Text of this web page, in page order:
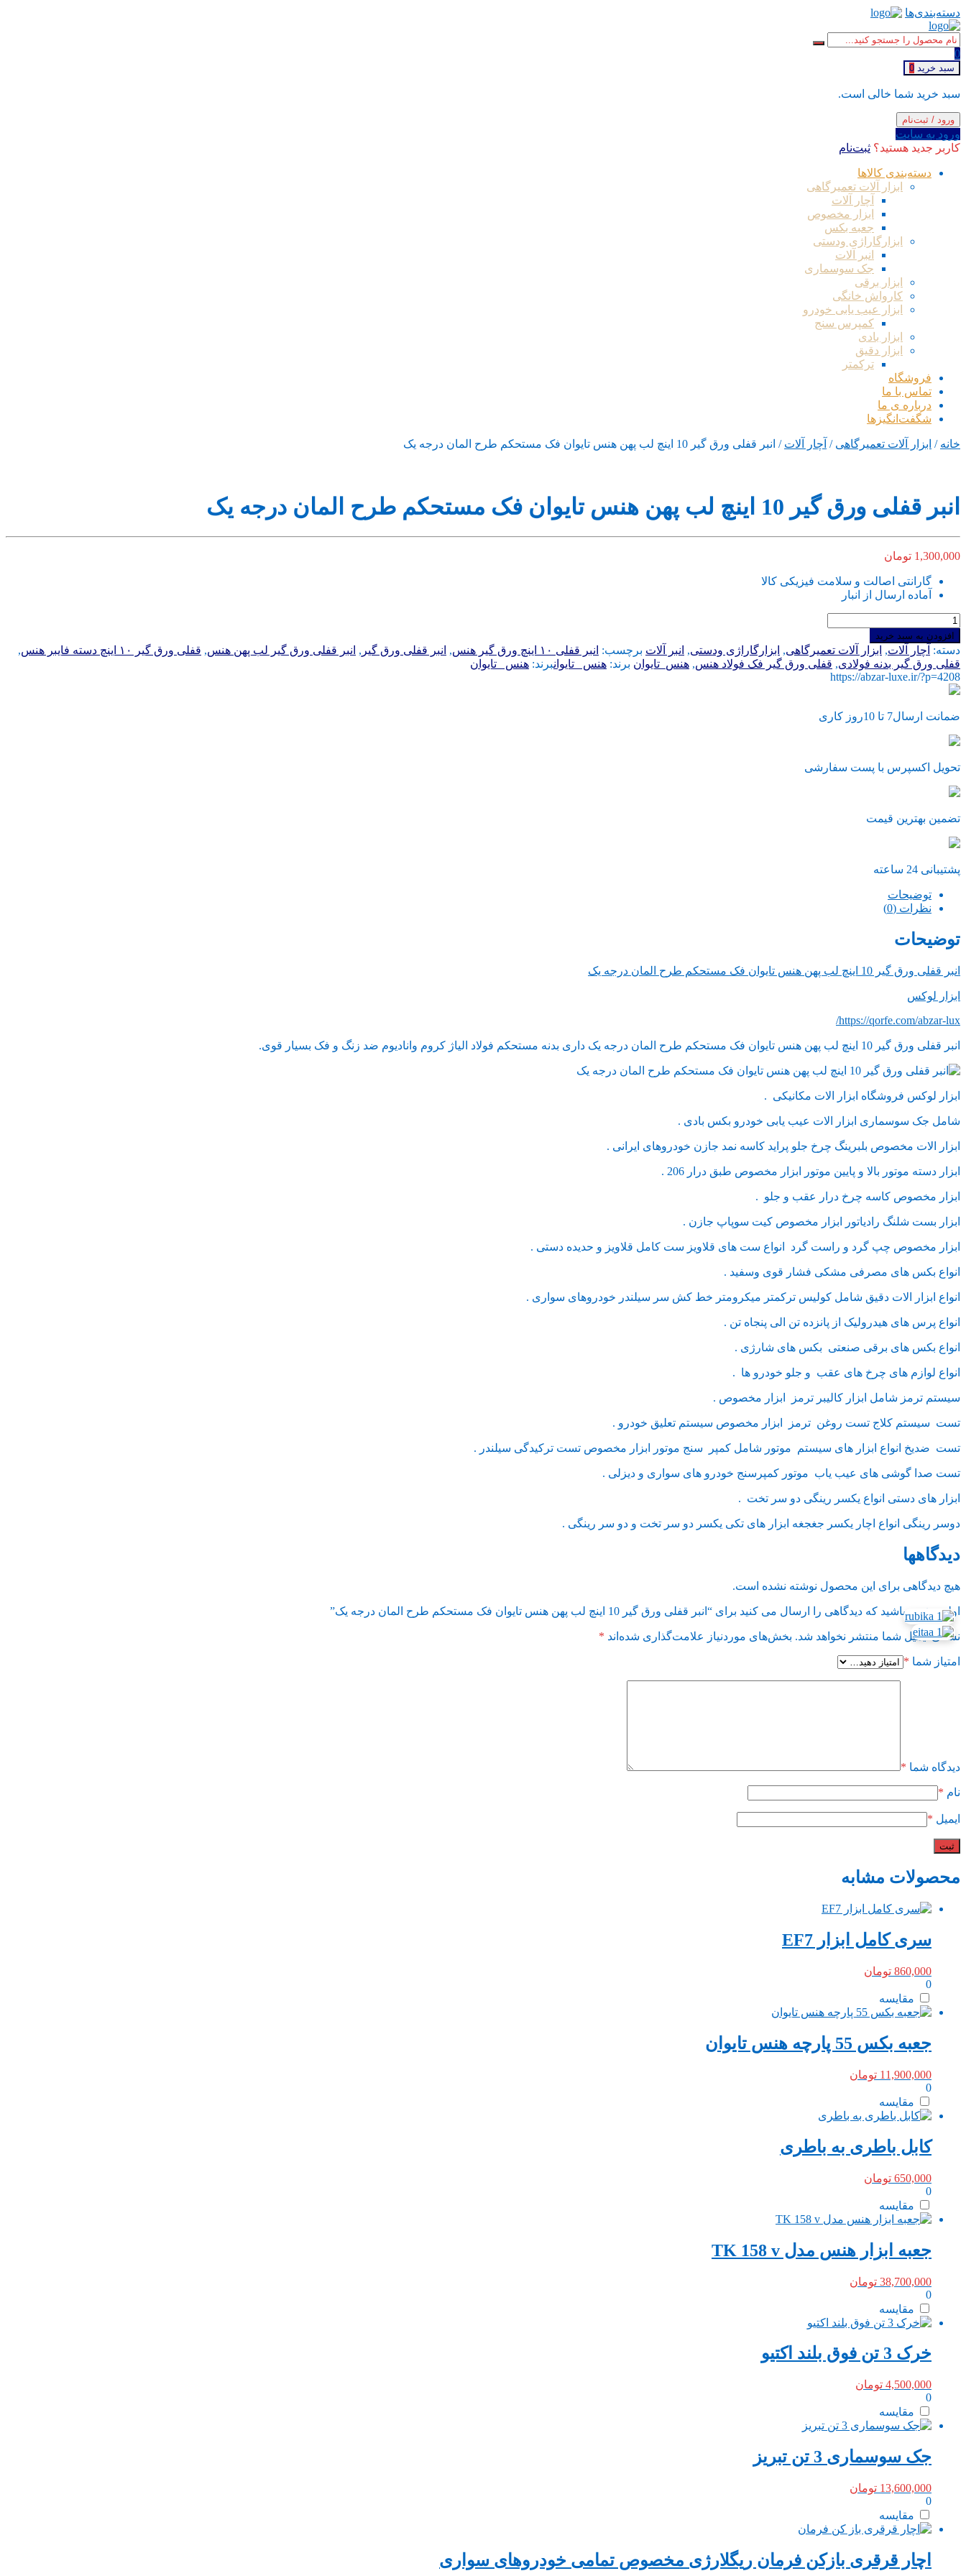
دسته‌بندی‌ها
0
سبد خرید 0
سبد خرید شما خالی است.
ورود / ثبت‌نام
ورود به سایت
کاربر جدید هستید؟ ثبت‌نام
دسته‌بندی کالاها
ابزار آلات تعمیرگاهی
آچار آلات
ابزار مخصوص
جعبه بکس
ابزارگاراژی ودستی
انبر آلات
جک سوسماری
ابزار برقی
کارواش خانگی
ابزار عیب یابی خودرو
کمپرس سنج
ابزار بادی
ابزار دقیق
ترکمتر
فروشگاه
تماس با ما
درباره ی ما
شگفت‌انگیزها
خانه / ابزار آلات تعمیرگاهی / آچار آلات / انبر قفلی ورق گیر 10 اینچ لب پهن هنس تایوان فک مستحکم طرح المان درجه یک
انبر قفلی ورق گیر 10 اینچ لب پهن هنس تایوان فک مستحکم طرح المان درجه یک
1,300,000 تومان
گارانتی اصالت و سلامت فیزیکی کالا
آماده ارسال از انبار
انبر
قفلی
ورق
گیر
10
اینچ
پهن
تایوان
مستحکم
المان
یک
عدد
افزودن به سبد خرید
دسته: آچار آلات, ابزار آلات تعمیرگاهی, ابزارگاراژی ودستی, انبر آلات برچسب: انبر قفلی ۱۰ اینچ ورق گیر هنس , انبر قفلی ورق گیر , انبر قفلی ورق گیر لب پهن هنس, قفلی ورق گیر ۱۰ اینچ دسته فایبر هنس
,
قفلی ورق گیر بدنه فولادی, قفلی ورق گیر فک فولاد هنس, هنس_تایوان برند: هنس _تایوانبرند: هنس _تایوان
https://abzar-luxe.ir/?p=4208
ضمانت ارسال7 تا 10روز کاری
تحویل اکسپرس با پست سفارشی
تضمین بهترین قیمت
پشتیبانی 24 ساعته
توضیحات
نظرات (0)
توضیحات
انبر قفلی ورق گیر 10 اینچ لب پهن هنس تایوان فک مستحکم طرح المان درجه یک
ابزار لوکس
https://qorfe.com/abzar-lux/
انبر قفلی ورق گیر 10 اینچ لب پهن هنس تایوان فک مستحکم طرح المان درجه یک داری بدنه‌ مستحکم فولاد الیاژ کروم وانادیوم ضد زنگ و فک بسیار قوی.
ابزار لوکس فروشگاه ابزار الات مکانیکی .
شامل جک سوسماری ابزار الات عیب یابی خودرو بکس بادی .
ابزار الات مخصوص بلبرینگ چرخ جلو پراید کاسه نمد جازن خودروهای ایرانی .
ابزار دسته موتور بالا و پایین موتور ابزار مخصوص طبق درار 206 .
ابزار مخصوص کاسه چرخ درار عقب و جلو .
ابزار بست شلنگ رادیاتور ابزار مخصوص کیت سوپاپ جازن .
ابزار مخصوص چپ گرد و راست گرد انواع ست های قلاویز ست کامل قلاویز و حدیده دستی .
انواع بکس های مصرفی مشکی فشار قوی وسفید .
انواع ابزار الات دقیق شامل کولیس ترکمتر میکرومتر خط کش سر سیلندر خودروهای سواری .
انواع پرس های هیدرولیک از پانزده تن الی پنجاه تن .
انواع بکس های برقی صنعتی بکس های شارژی .
انواع لوازم های چرخ های عقب و جلو خودرو ها .
سیستم ترمز شامل ابزار کالیبر ترمز ابزار مخصوص .
تست سیستم کلاج تست روغن ترمز ابزار مخصوص سیستم تعلیق خودرو .
تست ضدیخ انواع ابزار های سیستم موتور شامل کمپر سنج موتور ابزار مخصوص تست ترکیدگی سیلندر .
تست صدا گوشی های عیب یاب موتور کمپرسنج خودرو های سواری و دیزلی .
ابزار های دستی انواع یکسر رینگی دو سر تخت .
دوسر رینگی انواع اچار یکسر جغجغه ابزار های تکی یکسر دو سر تخت و دو سر رینگی .
دیدگاهها
هیچ دیدگاهی برای این محصول نوشته نشده است.
اولین نفری باشید که دیدگاهی را ارسال می کنید برای “انبر قفلی ورق گیر 10 اینچ لب پهن هنس تایوان فک مستحکم طرح المان درجه یک”
نشانی ایمیل شما منتشر نخواهد شد. بخش‌های موردنیاز علامت‌گذاری شده‌اند *
امتیاز شما *
دیدگاه شما *
نام *
ایمیل *
محصولات مشابه
سری کامل ابزار EF7
860,000 تومان
0
مقایسه
جعبه بکس 55 پارچه هنس تایوان
11,900,000 تومان
0
مقایسه
کابل باطری به باطری
650,000 تومان
0
مقایسه
جعبه ابزار هنس مدل TK 158 v
38,700,000 تومان
0
مقایسه
خرک 3 تن فوق بلند اکتیو
4,500,000 تومان
0
مقایسه
جک سوسماری 3 تن تبریز
13,600,000 تومان
0
مقایسه
اچار قرقری بازکن فرمان ریگلارژی مخصوص تمامی خودروهای سواری